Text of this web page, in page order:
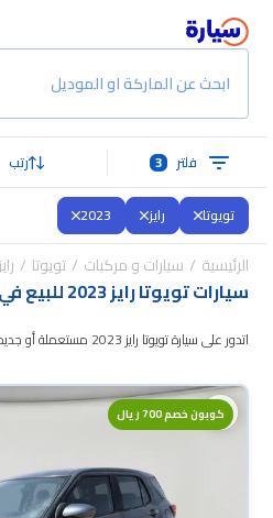
ابحث عن الماركة او الموديل
فلتر 3 رتب
تويوتا رايز 2023
الرئيسية سيارات و مركبات تويوتا رايز
سيارات تويوتا رايز 2023 للبيع في السعودية
اتدور على سيارة تويوتا
وتحجزها أونلاين، وبتوصلك لين باب بيتك.
كوبون خصم 700 ريال